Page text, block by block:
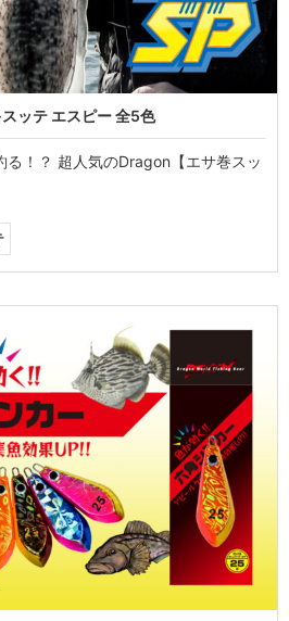
ッテ エスピー 全5色
る！？ 超人気のDragon【エサ巻スッ